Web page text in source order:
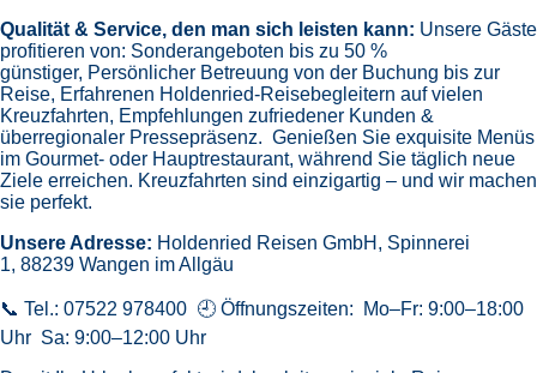
Qualität & Service, den man sich leisten kann: Unsere Gäste
profitieren von: Sonderangeboten bis zu 50 %
günstiger, Persönlicher Betreuung von der Buchung bis zur
Reise, Erfahrenen Holdenried-Reisebegleitern auf vielen
Kreuzfahrten, Empfehlungen zufriedener Kunden &
überregionaler Pressepräsenz. Genießen Sie exquisite Menüs
im Gourmet- oder Hauptrestaurant, während Sie täglich neue
Ziele erreichen. Kreuzfahrten sind einzigartig – und wir machen
sie perfekt.
Unsere Adresse: Holdenried Reisen GmbH, Spinnerei
1, 88239 Wangen im Allgäu
📞 Tel.: 07522 978400 🕘 Öffnungszeiten: Mo–Fr: 9:00–18:00
Uhr Sa: 9:00–12:00 Uhr